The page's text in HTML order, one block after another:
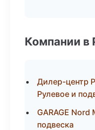
Компании в
Дилер-центр
Рулевое и
GARAGE
подвеска